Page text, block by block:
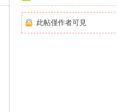
此帖僅作者可見